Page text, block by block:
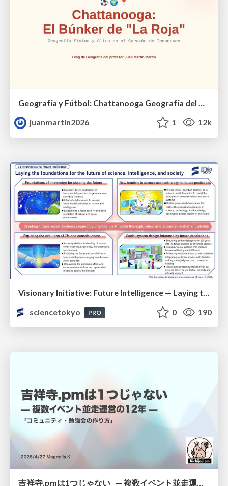
juanmartin2026
1 12k
Visionary Initiative: Future Intelligence — Laying the foundations for the future of science, intelligence, and society | Science Tokyo
sciencetokyo
PRO 0 190